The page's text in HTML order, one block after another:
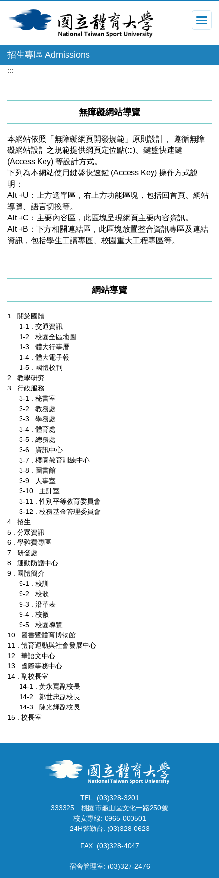
到
容
區
招生專區 Admissions
:::
無障礙網站導覽
本網站依照「無障礙網頁開發規範」原則設計， 遵循無障
礙網站設計之規範提供網頁定位點(:::)、鍵盤快速鍵
(Access Key) 等設計方式。
下列為本網站使用鍵盤快速鍵 (Access Key) 操作方式說
明：
Alt +U：上方選單區，右上方功能區塊，包括回首頁、網站
導覽、語言切換等。
Alt +C：主要內容區，此區塊呈現網頁主要內容資訊。
Alt +B：下方相關連結區，此區塊放置整合資訊專區及連結
資訊，包括學生工讀專區、校園重大工程專區等。
網站導覽
1 . 關於國體
1-1 . 交通資訊
1-2 . 校園全區地圖
1-3 . 體大行事曆
1-4 . 體大電子報
1-5 . 國體校刊
2 . 教學研究
3 . 行政服務
3-1 . 秘書室
3-2 . 教務處
3-3 . 學務處
3-4 . 體育處
3-5 . 總務處
3-6 . 資訊中心
3-7 . 樸園教育訓練中心
3-8 . 圖書館
3-9 . 人事室
3-10 . 主計室
3-11 . 性別平等教育委員會
3-12 . 校務基金管理委員會
4 . 招生
5 . 分眾資訊
6 . 學雜費專區
7 . 研發處
8 . 運動防護中心
9 . 國體簡介
9-1 . 校訓
9-2 . 校歌
9-3 . 沿革表
9-4 . 校徽
9-5 . 校園導覽
10 . 圖書暨體育博物館
11 . 體育運動與社會發展中心
12 . 華語文中心
13 . 國際事務中心
14 . 副校長室
14-1 . 黃永寬副校長
14-2 . 鄭世忠副校長
14-3 . 陳光輝副校長
15 . 校長室
TEL: (03)328-3201
333325 桃園市龜山區文化一路250號
校安專線: 0965-000501
24H警勤台: (03)328-0623
FAX: (03)328-4047
宿舍管理室: (03)327-2476